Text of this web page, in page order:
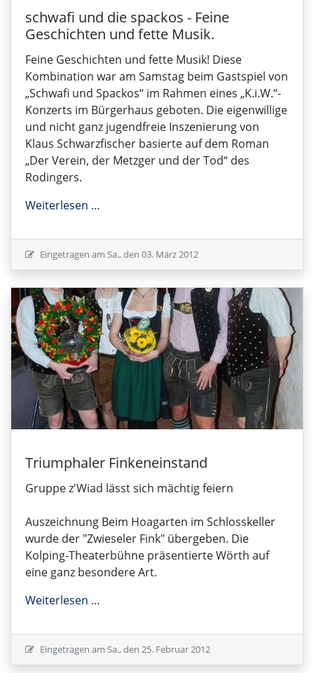
schwafi und die spackos - Feine
Geschichten und fette Musik.
Feine Geschichten und fette Musik! Diese
Kombination war am Samstag beim Gastspiel von
„Schwafi und Spackos“ im Rahmen eines „K.i.W.“-
Konzerts im Bürgerhaus geboten. Die eigenwillige
und nicht ganz jugendfreie Inszenierung von
Klaus Schwarzfischer basierte auf dem Roman
„Der Verein, der Metzger und der Tod“ des
Rodingers.
Weiterlesen …
Eingetragen am Sa., den 03. März 2012
Triumphaler Finkeneinstand
Gruppe z'Wiad lässt sich mächtig feiern
Auszeichnung Beim Hoagarten im Schlosskeller
wurde der "Zwieseler Fink" übergeben. Die
Kolping-Theaterbühne präsentierte Wörth auf
eine ganz besondere Art.
Weiterlesen …
Eingetragen am Sa., den 25. Februar 2012